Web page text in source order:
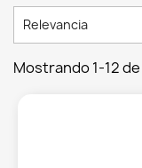
Relevancia
Mostrando 1-12